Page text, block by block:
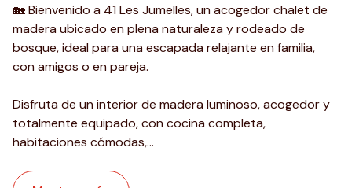
🏡 Bienvenido a 41 Les Jumelles, un acogedor chalet de
madera ubicado en plena naturaleza y rodeado de
bosque, ideal para una escapada relajante en familia,
con amigos o en pareja.
Disfruta de un interior de madera luminoso, acogedor y
totalmente equipado, con cocina completa,
habitaciones cómodas,...